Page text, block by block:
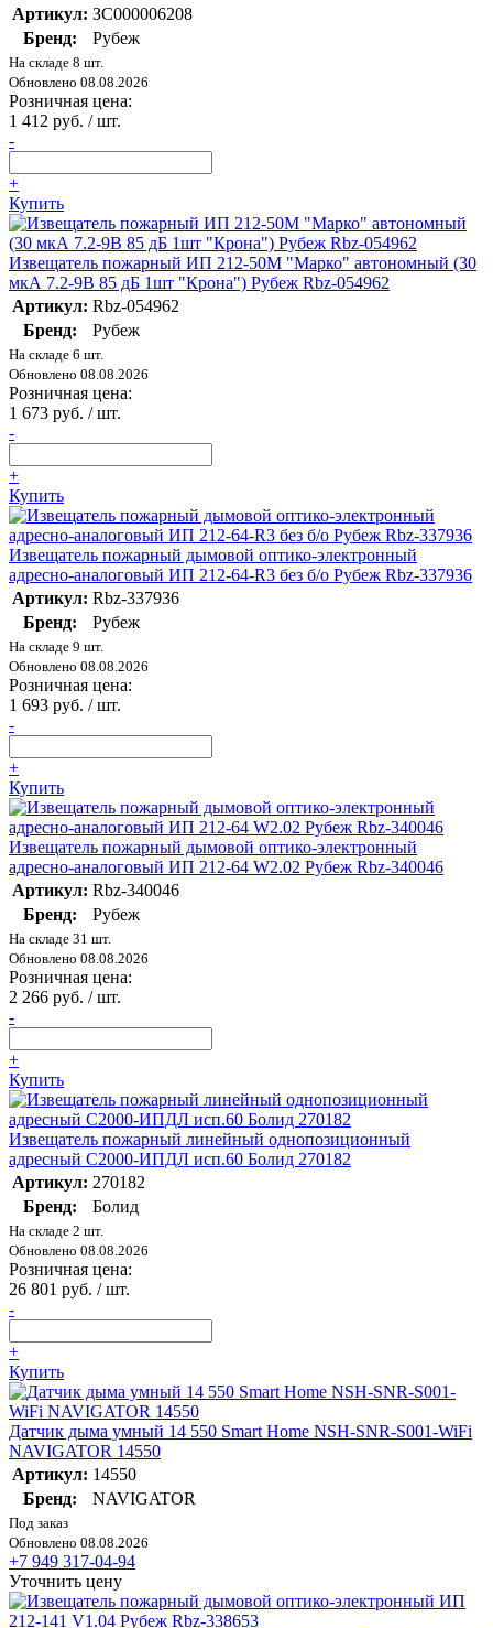
Артикул: ЗС000006208
Бренд:
Рубеж
На складе 8 шт.
Обновлено 08.08.2026
Розничная цена:
1 412 руб. / шт.
-
+
Купить
Извещатель пожарный ИП 212-50М "Марко" автономный (30
мкА 7.2-9В 85 дБ 1шт "Крона") Рубеж Rbz-054962
Артикул: Rbz-054962
Бренд:
Рубеж
На складе 6 шт.
Обновлено 08.08.2026
Розничная цена:
1 673 руб. / шт.
-
+
Купить
Извещатель пожарный дымовой оптико-электронный
адресно-аналоговый ИП 212-64-R3 без б/о Рубеж Rbz-337936
Артикул: Rbz-337936
Бренд:
Рубеж
На складе 9 шт.
Обновлено 08.08.2026
Розничная цена:
1 693 руб. / шт.
-
+
Купить
Извещатель пожарный дымовой оптико-электронный
адресно-аналоговый ИП 212-64 W2.02 Рубеж Rbz-340046
Артикул: Rbz-340046
Бренд:
Рубеж
На складе 31 шт.
Обновлено 08.08.2026
Розничная цена:
2 266 руб. / шт.
-
+
Купить
Извещатель пожарный линейный однопозиционный
адресный С2000-ИПДЛ исп.60 Болид 270182
Артикул: 270182
Бренд:
Болид
На складе 2 шт.
Обновлено 08.08.2026
Розничная цена:
26 801 руб. / шт.
-
+
Купить
Датчик дыма умный 14 550 Smart Home NSH-SNR-S001-WiFi
NAVIGATOR 14550
Артикул: 14550
Бренд:
NAVIGATOR
Под заказ
Обновлено 08.08.2026
+7 949 317-04-94
Уточнить цену